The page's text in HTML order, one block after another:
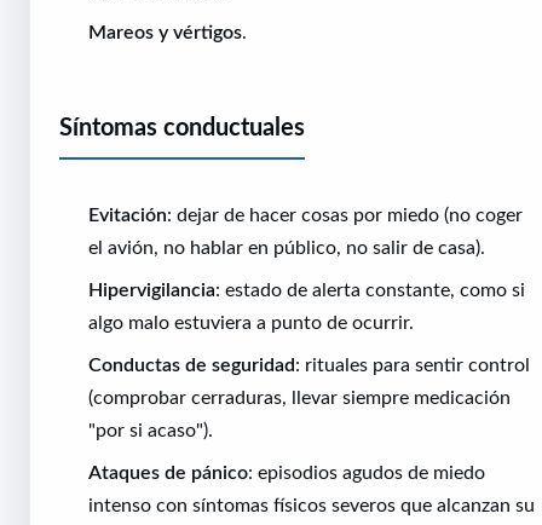
Mareos y vértigos
Síntomas conductuales
Evitación: dejar de hacer cosas por miedo (no coger
el avión, no hablar en público, no salir de casa).
Hipervigilancia: estado de alerta constante, como si
algo malo estuviera a punto de ocurrir.
Conductas de seguridad: rituales para sentir control
(comprobar cerraduras, llevar siempre medicación
"por si acaso").
Ataques de pánico: episodios agudos de miedo
intenso con síntomas físicos severos que alcanzan su